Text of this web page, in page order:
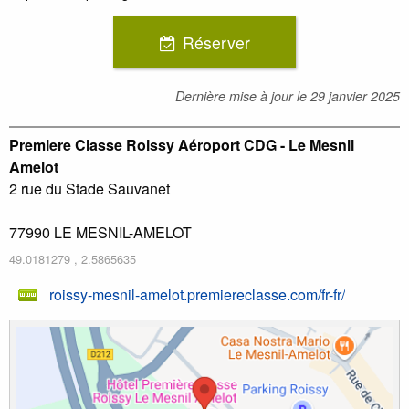
Réserver
Dernière mise à jour le 29 janvier 2025
Premiere Classe Roissy Aéroport CDG - Le Mesnil
Amelot
2 rue du Stade Sauvanet
77990 LE MESNIL-AMELOT
49.0181279 , 2.5865635
roissy-mesnil-amelot.premiereclasse.com/fr-fr/